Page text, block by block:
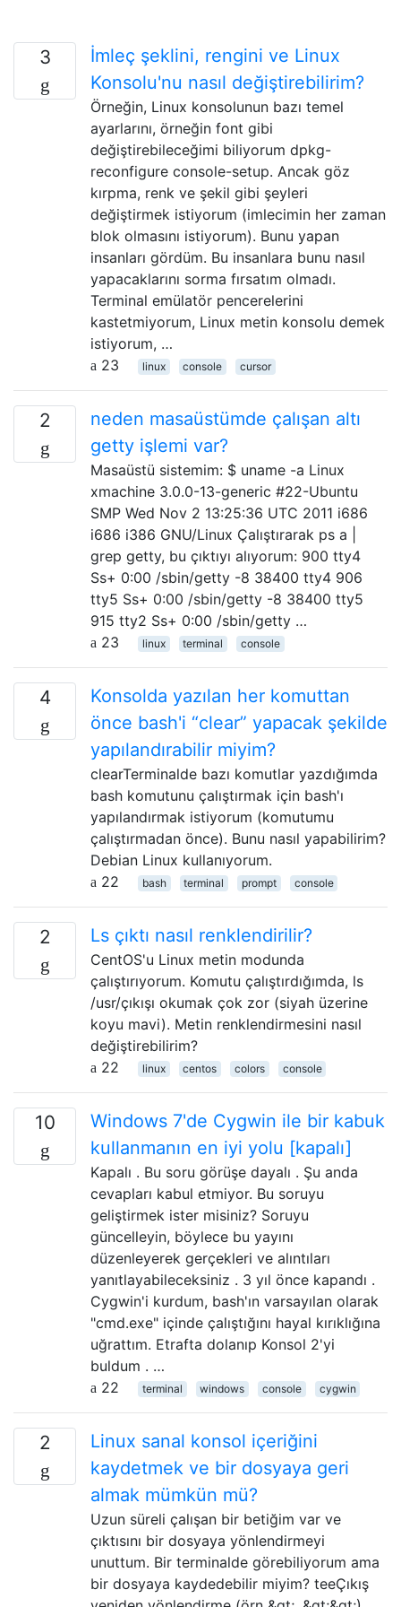
3
İmleç şeklini, rengini ve Linux
Konsolu'nu nasıl değiştirebilirim?
Örneğin, Linux konsolunun bazı temel
ayarlarını, örneğin font gibi
değiştirebileceğimi biliyorum dpkg-
reconfigure console-setup. Ancak göz
kırpma, renk ve şekil gibi şeyleri
değiştirmek istiyorum (imlecimin her zaman
blok olmasını istiyorum). Bunu yapan
insanları gördüm. Bu insanlara bunu nasıl
yapacaklarını sorma fırsatım olmadı.
Terminal emülatör pencerelerini
kastetmiyorum, Linux metin konsolu demek
istiyorum, …
23
linux console cursor
2
neden masaüstümde çalışan altı
getty işlemi var?
Masaüstü sistemim: $ uname -a Linux
xmachine 3.0.0-13-generic #22-Ubuntu
SMP Wed Nov 2 13:25:36 UTC 2011 i686
i686 i386 GNU/Linux Çalıştırarak ps a |
grep getty, bu çıktıyı alıyorum: 900 tty4
Ss+ 0:00 /sbin/getty -8 38400 tty4 906
tty5 Ss+ 0:00 /sbin/getty -8 38400 tty5
915 tty2 Ss+ 0:00 /sbin/getty …
23
linux terminal console
4
Konsolda yazılan her komuttan
önce bash'i “clear” yapacak şekilde
yapılandırabilir miyim?
clearTerminalde bazı komutlar yazdığımda
bash komutunu çalıştırmak için bash'ı
yapılandırmak istiyorum (komutumu
çalıştırmadan önce). Bunu nasıl yapabilirim?
Debian Linux kullanıyorum.
22
bash terminal prompt console
2 Ls çıktı nasıl renklendirilir?
CentOS'u Linux metin modunda
çalıştırıyorum. Komutu çalıştırdığımda, ls
/usr/çıkışı okumak çok zor (siyah üzerine
koyu mavi). Metin renklendirmesini nasıl
değiştirebilirim?
22
linux centos colors console
10
Windows 7'de Cygwin ile bir kabuk
kullanmanın en iyi yolu [kapalı]
Kapalı . Bu soru görüşe dayalı . Şu anda
cevapları kabul etmiyor. Bu soruyu
geliştirmek ister misiniz? Soruyu
güncelleyin, böylece bu yayını
düzenleyerek gerçekleri ve alıntıları
yanıtlayabileceksiniz . 3 yıl önce kapandı .
Cygwin'i kurdum, bash'ın varsayılan olarak
"cmd.exe" içinde çalıştığını hayal kırıklığına
uğrattım. Etrafta dolanıp Konsol 2'yi
buldum . …
22
terminal windows console cygwin
2
Linux sanal konsol içeriğini
kaydetmek ve bir dosyaya geri
almak mümkün mü?
Uzun süreli çalışan bir betiğim var ve
çıktısını bir dosyaya yönlendirmeyi
unuttum. Bir terminalde görebiliyorum ama
bir dosyaya kaydedebilir miyim? teeÇıkış